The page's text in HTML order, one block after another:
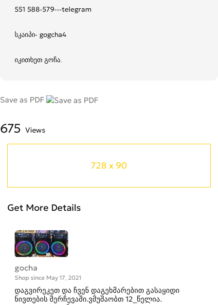
551 588-579---telegram
სკაიპი- gogcha4
იკითხეთ გოჩა.
Save as PDF
675 Views
728 x 90
Get More Details
gocha
Shop since May 17, 2021
დაგვირეკეთ და ჩვენ დაგეხმარებით გასაყიდი
ნივთების შერჩევაში.ვმუშაობთ 12_წელია.